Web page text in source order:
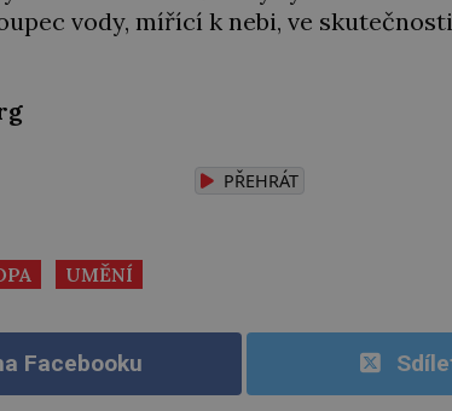
vody, mířící k nebi, ve
PŘEHRÁT
UMĚNÍ
Facebooku